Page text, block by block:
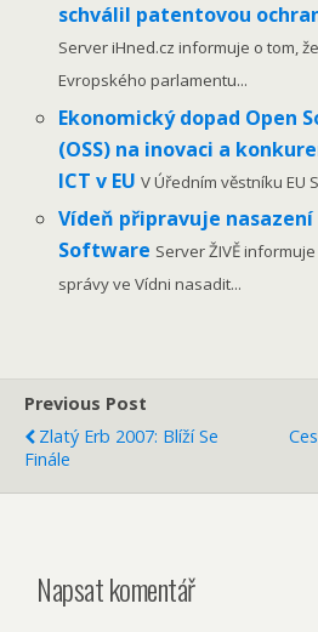
schválil patentovou
Server iHned.cz informuje o tom,
Evropského parlamentu...
Ekonomický dopad Open
(OSS) na inovaci a
ICT v EUV Úředním věstníku EU
Vídeň připravuje nasazení
Software Server ŽIVĚ
správy ve Vídni nasadit...
Previous Post
Zlatý Erb 2007: Blíží Se
Finále
Napsat komentář